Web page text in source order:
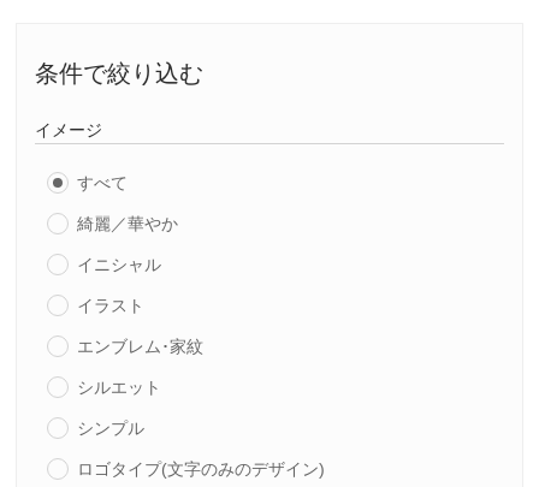
条件で絞り込む
イメージ
すべて
綺麗／華やか
イニシャル
イラスト
エンブレム･家紋
シルエット
シンプル
ロゴタイプ(文字のみのデザイン)